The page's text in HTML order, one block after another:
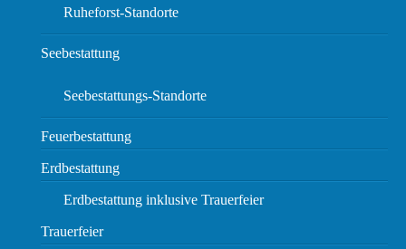
Ruheforst-Standorte
Seebestattung
Seebestattungs-Standorte
Feuerbestattung
Erdbestattung
Erdbestattung inklusive Trauerfeier
Trauerfeier